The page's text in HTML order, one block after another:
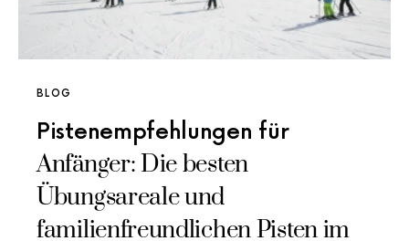
BLOG
Pistenempfehlungen für
Anfänger: Die besten
Übungsareale und
familienfreundlichen Pisten im